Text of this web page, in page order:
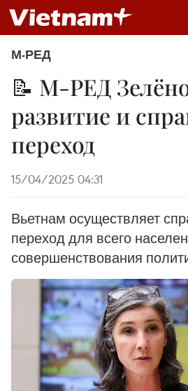
М-РЕД
📝 М-РЕД
развитие и
переход
15/04/2025 04:31
Вьетнам осуществляет
переход для всего
совершенствования